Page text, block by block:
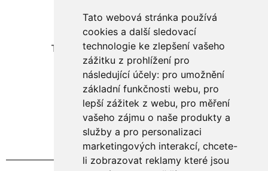
Tato webová stránka používá
cookies a další sledovací
technologie ke zlepšení vašeho
zážitku z prohlížení pro
následující účely: pro umožnění
základní funkčnosti webu, pro
lepší zážitek z webu, pro měření
vašeho zájmu o naše produkty a
služby a pro personalizaci
marketingových interakcí, chcete-
li zobrazovat reklamy které jsou
Adresa:
Telecí 106, okres Svitavy, 569 94
Kontakt:
+420 605 434 314
info@agripol.cz